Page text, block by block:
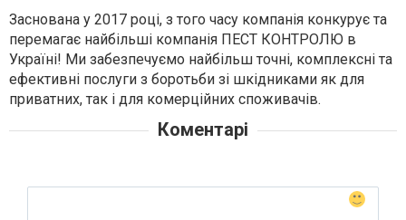
Заснована у 2017 році, з того часу компанія конкурує та
перемагає найбільші компанія ПЕСТ КОНТРОЛЮ в
Україні! Ми забезпечуємо найбільш точні, комплексні та
ефективні послуги з боротьби зі шкідниками як для
приватних, так і для комерційних споживачів.
Коментарі